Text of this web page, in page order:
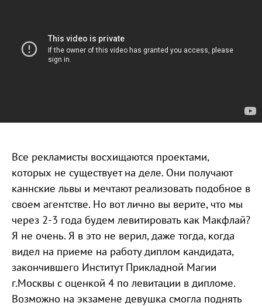
Все рекламисты восхищаются проектами,
которых не существует на деле. Они получают
каннские львы и мечтают реализовать подобное в
своем агентстве. Но вот лично вы верите, что мы
через 2-3 года будем левитировать как Макфлай?
Я не очень. Я в это не верил, даже тогда, когда
видел на приеме на работу диплом кандидата,
закончившего Институт Прикладной Магии
г.Москвы с оценкой 4 по левитации в дипломе.
Возможно на экзамене девушка смогла поднять